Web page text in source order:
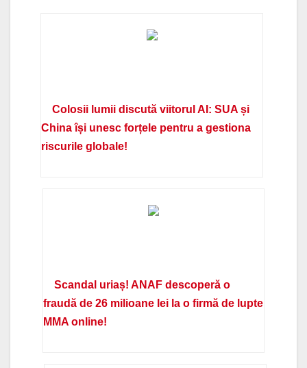
Colosii lumii discută viitorul AI: SUA și
China își unesc forțele pentru a gestiona
riscurile globale!
Scandal uriaș! ANAF descoperă o
fraudă de 26 milioane lei la o firmă de lupte
MMA online!